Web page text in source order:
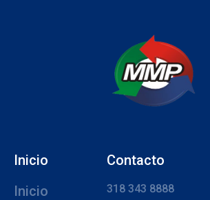
Inicio
Inicio
Contacto
318 343 8888